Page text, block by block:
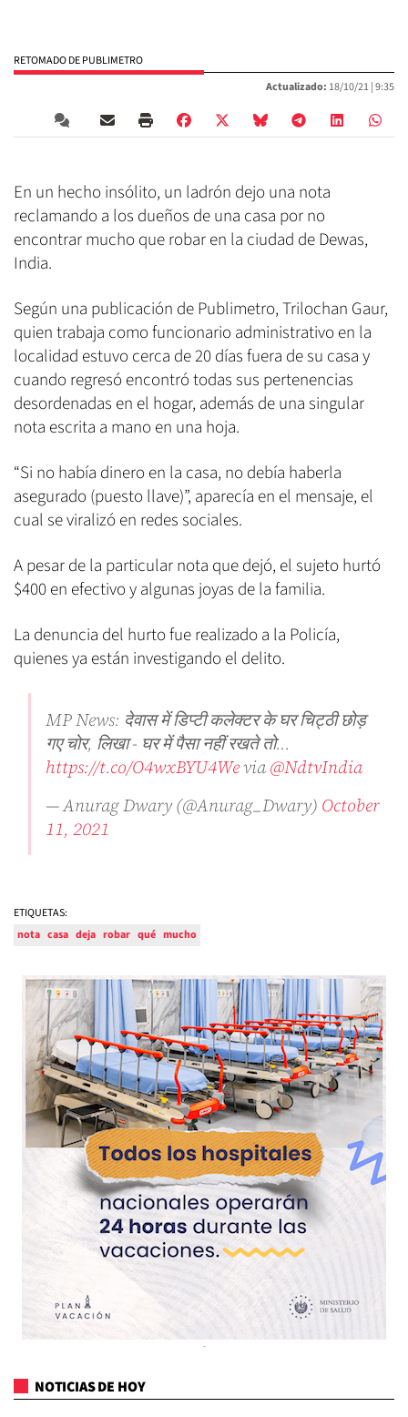
RETOMADO DE PUBLIMETRO
Actualizado: 18/10/21 |9:35
En un hecho insólito, un ladrón dejo una nota
reclamando a los dueños de una casa por no
encontrar mucho que robar en la ciudad de Dewas,
India.
Según una publicación de Publimetro, Trilochan Gaur,
quien trabaja como funcionario administrativo en la
localidad estuvo cerca de 20 días fuera de su casa y
cuando regresó encontró todas sus pertenencias
desordenadas en el hogar, además de una singular
nota escrita a mano en una hoja.
“Si no había dinero en la casa, no debía haberla
asegurado (puesto llave)”, aparecía en el mensaje, el
cual se viralizó en redes sociales.
A pesar de la particular nota que dejó, el sujeto hurtó
$400 en efectivo y algunas joyas de la familia.
La denuncia del hurto fue realizado a la Policía,
quienes ya están investigando el delito.
MP News: देवास में डिप्टी कलेक्टर के घर चिट्ठी छोड़
गए चोर, लिखा - घर में पैसा नहीं रखते तो...
https://t.co/O4wxBYU4Wevia@NdtvIndia
— Anurag Dwary (@Anurag_Dwary) October
11, 2021
ETIQUETAS:
nota casa deja robar qué mucho
NOTICIAS DE HOY